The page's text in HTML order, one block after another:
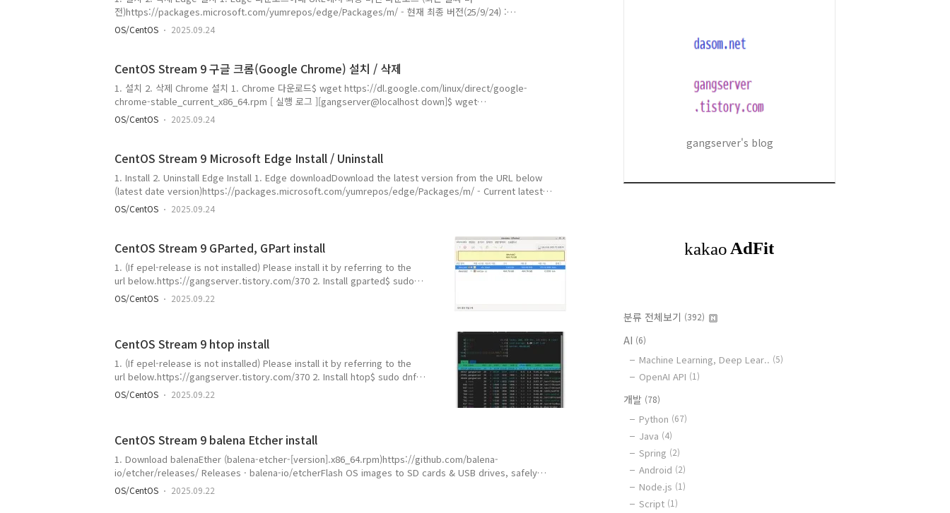
전)https://packages.microsoft.com/yumrepos/edge/Packages/m/ - 현재 최종 버전(25/9/24) :
microsoft-edge-stable-140.0.3485.81-1.x86_64.rpm 19-Sep-2025 01:18 182.5 MB 또는 $ wget
https://packages.microsoft.com/yumrepos/edge/Packages/m/microsoft-edge-stable-(latest
OS/CentOS 2025.09.24
CentOS Stream 9 구글 크롬(Google Chrome) 설치 / 삭제
1. 설치 2. 삭제 Chrome 설치 1. Chrome 다운로드$ wget https://dl.google.com/linux/direct/google-
chrome-stable_current_x86_64.rpm [ 실행 로그 ][gangserver@localhost down]$ wget
https://dl.google.com/linux/direct/google-chrome-stable_current_x86_64.rpm--2025-09-24 15:13:27--
https://dl.google.com/linux/direct/google-chrome-stable_current_x86_64.rpmResolving
OS/CentOS 2025.09.24
CentOS Stream 9 Microsoft Edge Install / Uninstall
1. Install 2. Uninstall Edge Install 1. Edge downloadDownload the latest version from the URL below
(latest date version)https://packages.microsoft.com/yumrepos/edge/Packages/m/ - Current latest
version(25/9/24 [Y/M/D]) : microsoft-edge-stable-140.0.3485.81-1.x86_64.rpm 19-Sep-2025 01:18 182.5
MB or $ wget https://packages.microsoft.com/yumrep..
OS/CentOS 2025.09.24
CentOS Stream 9 GParted, GPart install
1. (If epel-release is not installed) Please install it by referring to the
url below.https://gangserver.tistory.com/370 2. Install gparted$ sudo
dnf install gparted [ Execution Log ][gangserver@localhost ~]$ sudo
dnf install gparted [sudo] gangserver의 암호: 마지막 메타자료 만료확인
==============================================================
==..
OS/CentOS 2025.09.22
CentOS Stream 9 htop install
1. (If epel-release is not installed) Please install it by referring to the
url below.https://gangserver.tistory.com/370 2. Install htop$ sudo dnf
install htop [ Execution Log ][gangserver@localhost ~]$ sudo dnf install
htop [sudo] gangserver의 암호: 마지막 메타자료 만료확인(0:13:51 이전):
===========..
OS/CentOS 2025.09.22
CentOS Stream 9 balena Etcher install
1. Download balenaEther (balena-etcher-[version].x86_64.rpm)https://github.com/balena-
io/etcher/releases/ Releases · balena-io/etcherFlash OS images to SD cards & USB drives, safely
and easily. - balena-io/etchergithub.com 2. Install the downloaded rpm file with yum$ sudo yum
localinstall balena-etcher-[version].x86_64.rpm [ Installation Log ][gangserver@localhost ~]$ sudo
OS/CentOS 2025.09.22
gangserver's blog
분류 전체보기 (392)
AI (6)
Machine Learning, Deep Lear.. (5)
OpenAI API (1)
개발 (78)
Python (67)
Java (4)
Spring (2)
Android (2)
Node.js (1)
Script (1)